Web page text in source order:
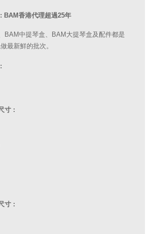
BAM香港代理超過25年
BAM中提琴盒、BAM大提琴盒及配件都是
最新鮮的批次。
寸 :
寸 :